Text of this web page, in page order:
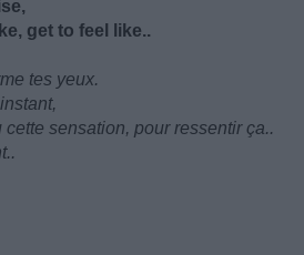
get to feel like..
tes yeux.
sensation, pour ressentir ça..